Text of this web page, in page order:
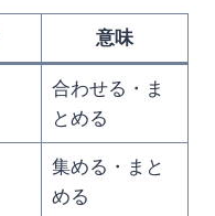
意味
合わせる・ま
とめる
集める・まと
める